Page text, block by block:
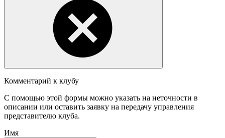
Комментарий к клубу
С помощью этой формы можно указать на неточности в
описании или оставить заявку на передачу управления
представителю клуба.
Имя